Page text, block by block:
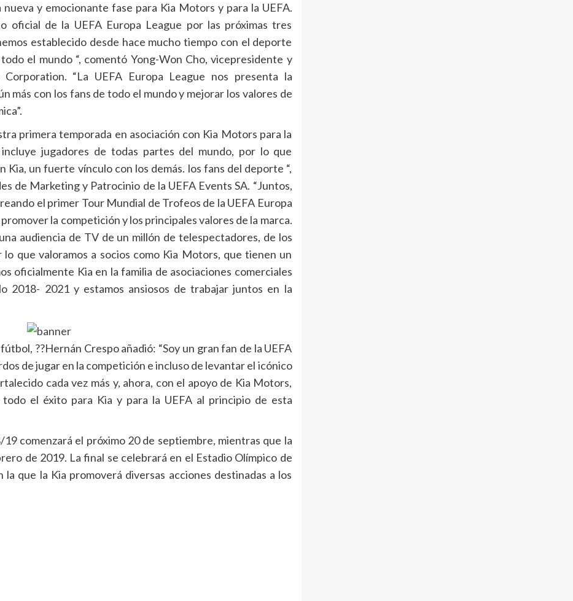
y emocionante fase para Kia Motors y para la UEFA.
oficial de la UEFA Europa League por las próximas tres
establecido desde hace mucho tiempo con el deporte
el mundo “, comentó Yong-Won Cho, vicepresidente y
“La UEFA Europa League nos presenta la
más con los fans de todo el mundo y mejorar los valores de
primera temporada en asociación con Kia Motors para la
jugadores de todas partes del mundo, por lo que
Kia, un fuerte vínculo con los demás. los fans del deporte “,
de Marketing y Patrocinio de la UEFA Events SA. “Juntos,
el primer Tour Mundial de Trofeos de la UEFA Europa
la competición y los principales valores de la marca.
audiencia de TV de un millón de telespectadores, de los
que valoramos a socios como Kia Motors, que tienen un
oficialmente Kia en la familia de asociaciones comerciales
2018- 2021 y estamos ansiosos de trabajar juntos en la
??Hernán Crespo añadió: “Soy un gran fan de la UEFA
de jugar en la competición e incluso de levantar el icónico
cada vez más y, ahora, con el apoyo de Kia Motors,
el éxito para Kia y para la UEFA al principio de esta
comenzará el próximo 20 de septiembre, mientras que la
de 2019. La final se celebrará en el Estadio Olímpico de
que la Kia promoverá diversas acciones destinadas a los